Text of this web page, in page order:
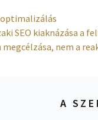
SEO kiaknázása a
megcélzása, nem a
A